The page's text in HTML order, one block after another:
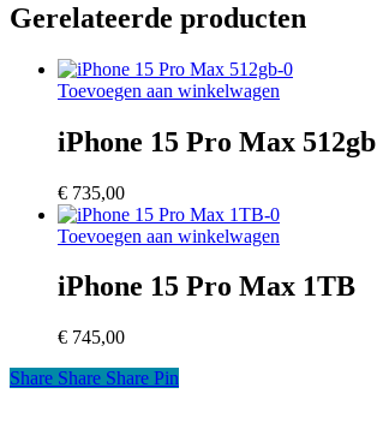
Gerelateerde producten
Toevoegen aan winkelwagen
iPhone 15 Pro Max 512gb
€ 735,00
Toevoegen aan winkelwagen
iPhone 15 Pro Max 1TB
€ 745,00
Share
Share Share Share Pin